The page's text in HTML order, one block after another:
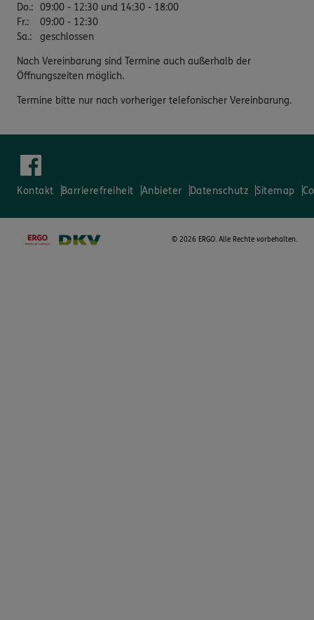
Do.: 09:00 - 12:30 und 14:30 - 18:00
Fr.:
09:00 - 12:30
Sa.: geschlossen
Nach Vereinbarung sind Termine auch außerhalb der
Öffnungszeiten möglich.
Termine bitte nur nach vorheriger telefonischer Vereinbarung.
Kontakt Barrierefreiheit Anbieter Datenschutz Sitemap
© 2026 ERGO. Alle Rechte vorbehalten.